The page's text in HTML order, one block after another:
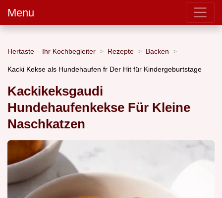
Menu
Hertaste – Ihr Kochbegleiter Rezepte Backen
Kacki Kekse als Hundehaufen fr Der Hit für Kindergeburtstage
Kackikeksgaudi
Hundehaufenkekse Für Kleine
Naschkatzen